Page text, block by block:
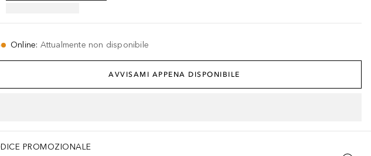
Online: Attualmente non disponibile
AVVISAMI APPENA DISPONIBILE
PROMOZIONALE